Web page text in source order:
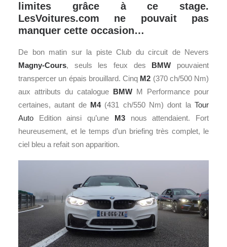
limites grâce à ce stage.
LesVoitures.com ne pouvait pas
manquer cette occasion…
De bon matin sur la piste Club du circuit de Nevers
Magny-Cours, seuls les feux des BMW pouvaient
transpercer un épais brouillard. Cinq M2 (370 ch/500 Nm)
aux attributs du catalogue BMW M Performance pour
certaines, autant de M4(431 ch/550 Nm) dont la Tour
Auto Edition ainsi qu’une M3nous attendaient. Fort
heureusement, et le temps d’un briefing très complet, le
ciel bleu a refait son apparition.